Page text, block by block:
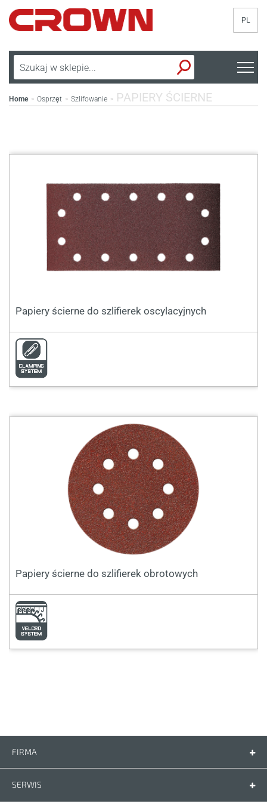
PL
Home > Osprzęt > Szlifowanie > PAPIERY ŚCIERNE
Papiery ścierne do szlifierek oscylacyjnych
Papiery ścierne do szlifierek obrotowych
FIRMA
SERWIS